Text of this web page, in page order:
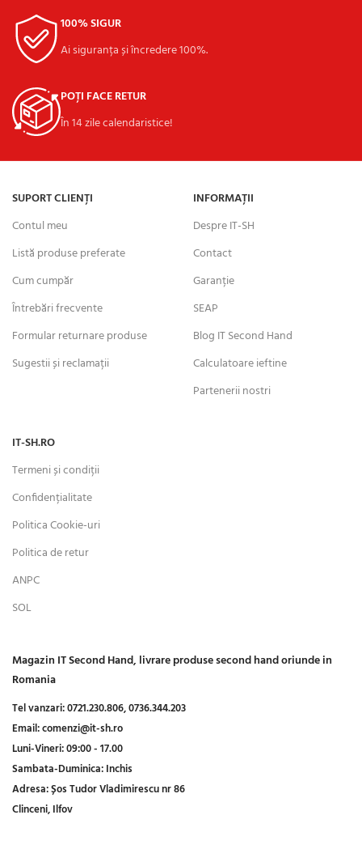
100% SIGUR
Ai siguranța și încredere 100%.
POȚI FACE RETUR
În 14 zile calendaristice!
SUPORT CLIENȚI
Contul meu
Listă produse preferate
Cum cumpăr
Întrebări frecvente
Formular returnare produse
Sugestii și reclamații
INFORMAȚII
Despre IT-SH
Contact
Garanție
SEAP
Blog IT Second Hand
Calculatoare ieftine
Partenerii nostri
IT-SH.RO
Termeni și condiții
Confidențialitate
Politica Cookie-uri
Politica de retur
ANPC
SOL
Magazin IT Second Hand, livrare produse second hand oriunde in
Romania
Tel vanzari:0721.230.806,0736.344.203
Email:comenzi@it-sh.ro
Luni-Vineri:09:00 - 17.00
Sambata-Duminica:Inchis
Adresa:Șos Tudor Vladimirescu nr 86
Clinceni, Ilfov